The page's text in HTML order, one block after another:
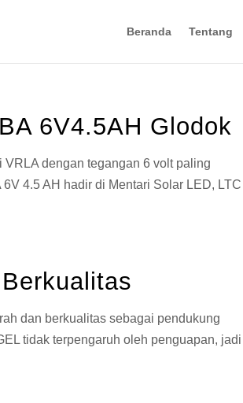
Beranda Tentang
6V4.5AH Glodok
dengan tegangan 6 volt paling
4.5 AH hadir di Mentari Solar LED, LTC
dan berkualitas sebagai pendukung
tidak terpengaruh oleh penguapan, jadi